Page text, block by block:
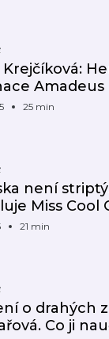
25 min
není
Miss Cool
21 min
o drahých
Co ji